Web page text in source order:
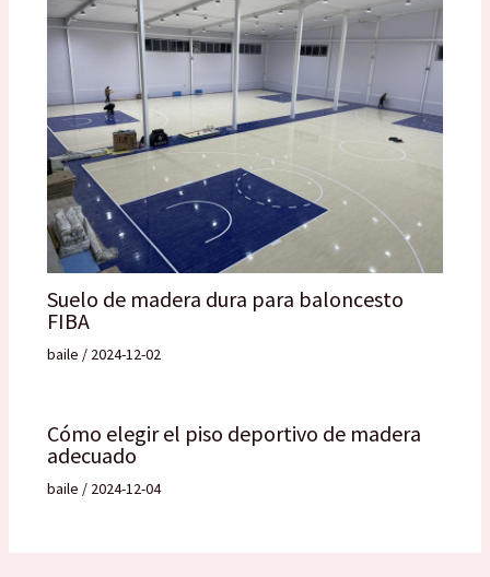
Suelo de madera dura para baloncesto
FIBA
baile / 2024-12-02
Cómo elegir el piso deportivo de madera
adecuado
baile / 2024-12-04